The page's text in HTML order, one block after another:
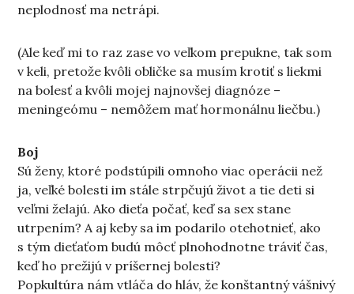
neplodnosť ma netrápi.
(Ale keď mi to raz zase vo veľkom prepukne, tak som
v keli, pretože kvôli obličke sa musím krotiť s liekmi
na bolesť a kvôli mojej najnovšej diagnóze –
meningeómu – nemôžem mať hormonálnu liečbu.)
Boj
Sú ženy, ktoré podstúpili omnoho viac operácii než
ja, veľké bolesti im stále strpčujú život a tie deti si
veľmi želajú. Ako dieťa počať, keď sa sex stane
utrpením? A aj keby sa im podarilo otehotnieť, ako
s tým dieťaťom budú môcť plnohodnotne tráviť čas,
keď ho prežijú v príšernej bolesti?
Popkultúra nám vtláča do hláv, že konštantný vášnivý